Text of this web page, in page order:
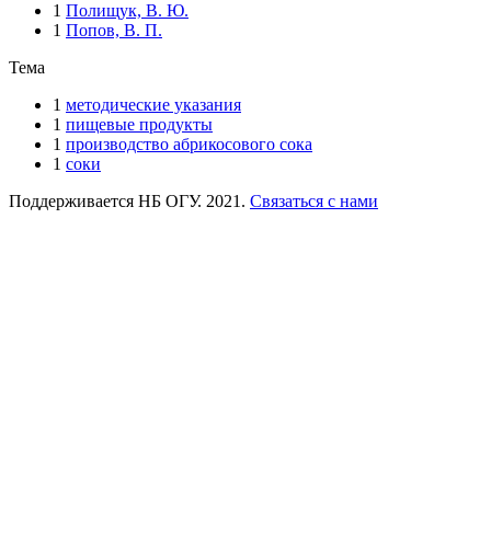
1 Полищук, В. Ю.
1 Попов, В. П.
Тема
1 методические указания
1 пищевые продукты
1 производство абрикосового сока
1 соки
Поддерживается НБ ОГУ. 2021. Связаться с нами